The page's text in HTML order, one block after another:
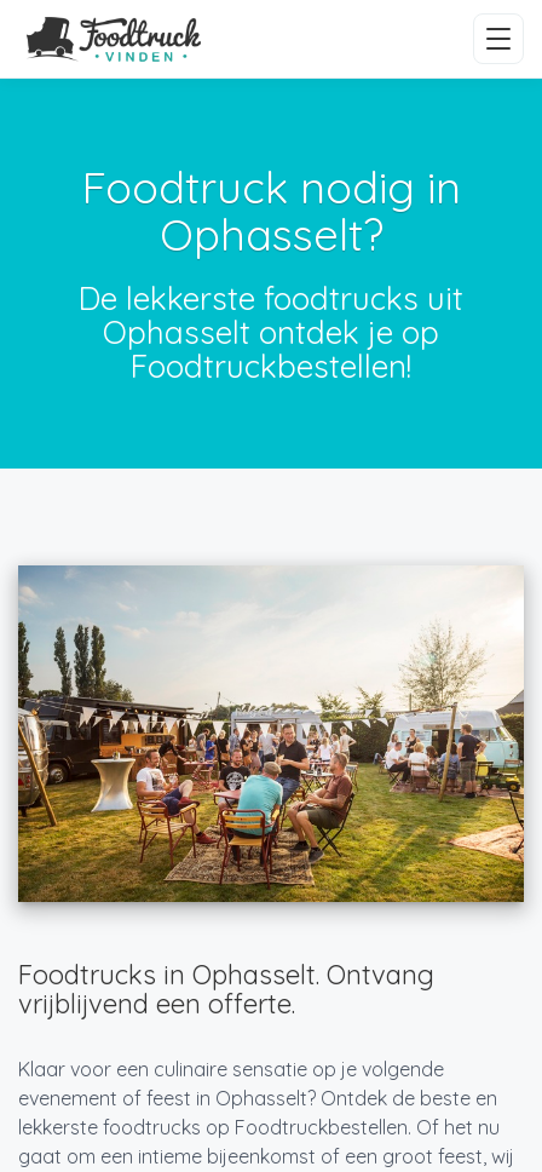
Foodtruck nodig in
Ophasselt?
De lekkerste foodtrucks uit
Ophasselt ontdek je op
Foodtruckbestellen!
Foodtrucks in Ophasselt. Ontvang
vrijblijvend een offerte.
Klaar voor een culinaire sensatie op je volgende
evenement of feest in Ophasselt? Ontdek de beste en
lekkerste foodtrucks op Foodtruckbestellen. Of het nu
gaat om een intieme bijeenkomst of een groot feest, wij